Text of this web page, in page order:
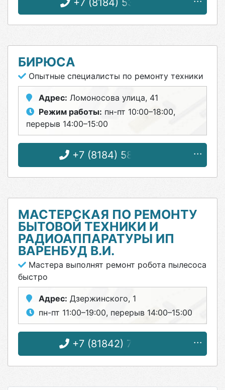
+7 (8184) 53-17-97
БИРЮСА
Опытные специалисты по ремонту техники
Адрес: Ломоносова улица, 41
Режим работы: пн-пт 10:00–18:00,
перерыв 14:00–15:00
+7 (8184) 58-43-77
МАСТЕРСКАЯ ПО РЕМОНТУ
БЫТОВОЙ ТЕХНИКИ И
РАДИОАППАРАТУРЫ ИП
ВАРЕНБУД В.И.
Мастера выполнят ремонт робота пылесоса
быстро
Адрес: Дзержинского, 1
пн-пт 11:00–19:00, перерыв 14:00–15:00
+7 (81842) 7-84-62